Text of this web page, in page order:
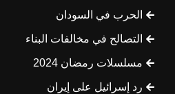
الحرب في السودان
التصالح في مخالفات البناء
مسلسلات رمضان 2024
رد إسرائيل على إيران